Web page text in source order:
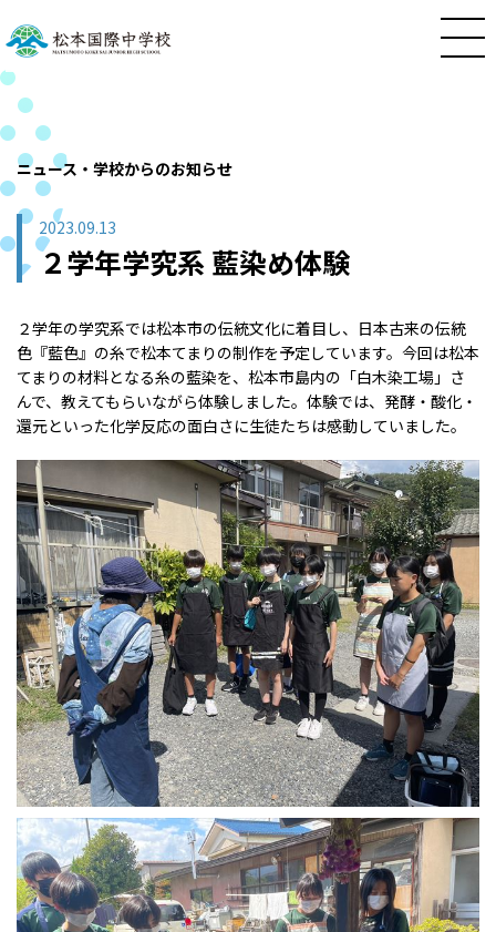
ニュース・学校からのお知らせ
2023.09.13
２学年学究系 藍染め体験
２学年の学究系では松本市の伝統文化に着目し、日本古来の伝統
色『藍色』の糸で松本てまりの制作を予定しています。今回は松本
てまりの材料となる糸の藍染を、松本市島内の「白木染工場」さ
んで、教えてもらいながら体験しました。体験では、発酵・酸化・
還元といった化学反応の面白さに生徒たちは感動していました。